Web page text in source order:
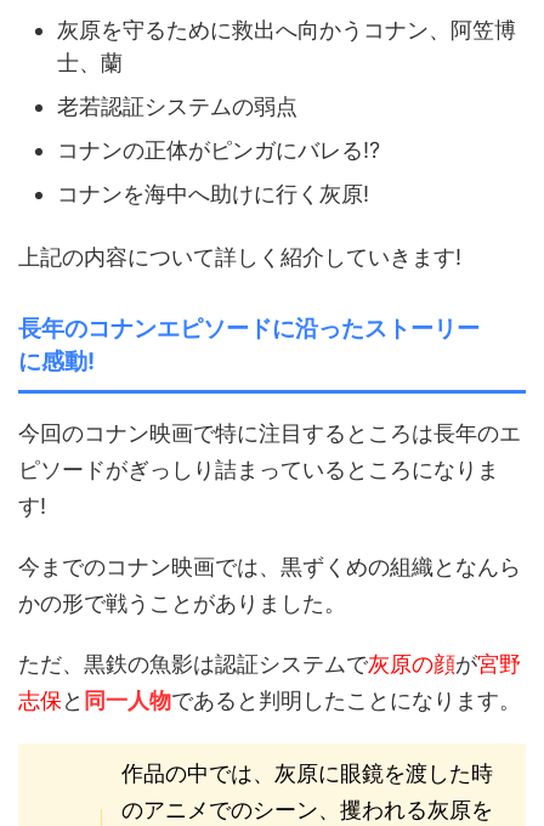
灰原を守るために救出へ向かうコナン、阿笠博
士、蘭
老若認証システムの弱点
コナンの正体がピンガにバレる!?
コナンを海中へ助けに行く灰原!
上記の内容について詳しく紹介していきます!
長年のコナンエピソードに沿ったストーリー
に感動!
今回のコナン映画で特に注目するところは長年のエ
ピソードがぎっしり詰まっているところになりま
す!
今までのコナン映画では、黒ずくめの組織となんら
かの形で戦うことがありました。
ただ、黒鉄の魚影は認証システムで灰原の顔が宮野
志保と 同一人物であると判明したことになります。
作品の中では、灰原に眼鏡を渡した時
のアニメでのシーン、攫われる灰原を